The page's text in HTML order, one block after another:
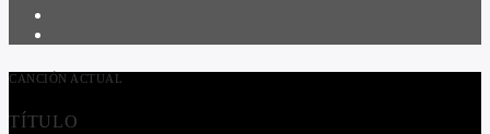
CANCIÓN ACTUAL
TÍTULO